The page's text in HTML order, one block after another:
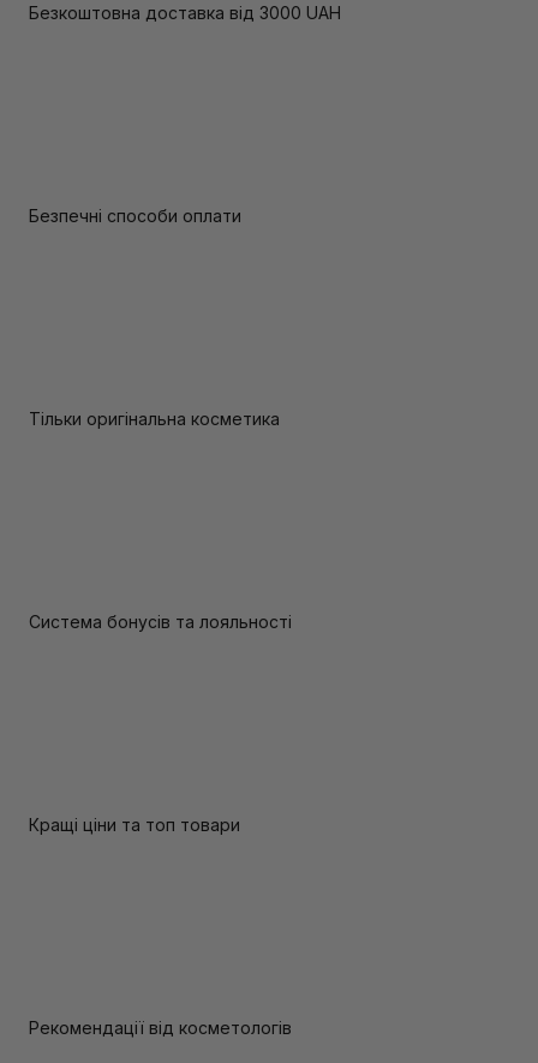
Безкоштовна доставка від 3000 UAH
Безпечні способи оплати
Тільки оригінальна косметика
Система бонусів та лояльності
Кращі ціни та топ товари
Рекомендації від косметологів